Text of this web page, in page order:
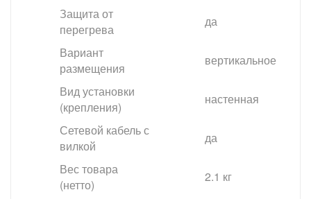
Защита от
перегрева
да
Вариант
размещения
вертикальное
Вид установки
(крепления)
настенная
Сетевой кабель с
вилкой
да
Вес товара
(нетто)
2.1 кг